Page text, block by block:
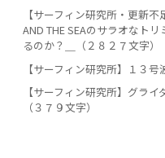
【サーフィン研究所・更新
AND THE SEAのサラオなト
るのか？＿（２８２７文字）
【サーフィン研究所】１３号
【サーフィン研究所】グラ
（３７９文字）